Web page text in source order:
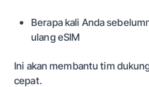
Berapa kali Anda
ulang eSIM
Ini akan membantu tim
cepat.